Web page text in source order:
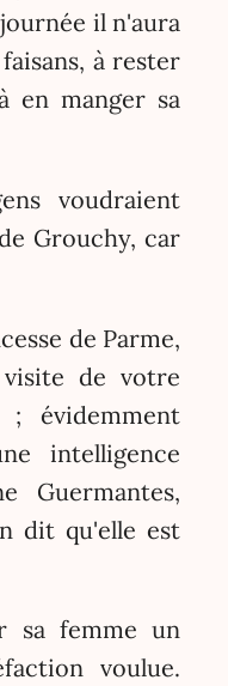
il n'aura
à rester
manger sa
voudraient
Grouchy, car
de Parme,
de votre
; évidemment
intelligence
Guermantes,
dit qu'elle est
sa femme un
voulue.